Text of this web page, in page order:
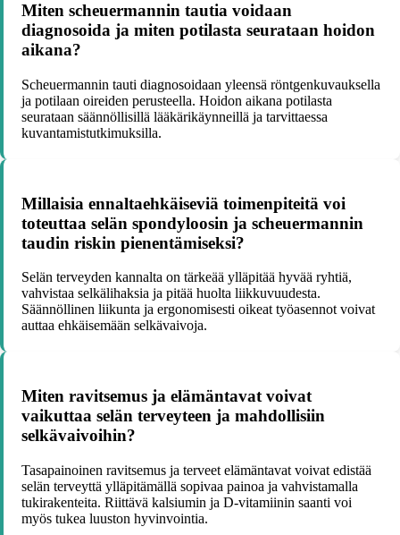
Miten scheuermannin tautia voidaan
diagnosoida ja miten potilasta seurataan hoidon
aikana?
Scheuermannin tauti diagnosoidaan yleensä röntgenkuvauksella
ja potilaan oireiden perusteella. Hoidon aikana potilasta
seurataan säännöllisillä lääkärikäynneillä ja tarvittaessa
kuvantamistutkimuksilla.
Millaisia ennaltaehkäiseviä toimenpiteitä voi
toteuttaa selän spondyloosin ja scheuermannin
taudin riskin pienentämiseksi?
Selän terveyden kannalta on tärkeää ylläpitää hyvää ryhtiä,
vahvistaa selkälihaksia ja pitää huolta liikkuvuudesta.
Säännöllinen liikunta ja ergonomisesti oikeat työasennot voivat
auttaa ehkäisemään selkävaivoja.
Miten ravitsemus ja elämäntavat voivat
vaikuttaa selän terveyteen ja mahdollisiin
selkävaivoihin?
Tasapainoinen ravitsemus ja terveet elämäntavat voivat edistää
selän terveyttä ylläpitämällä sopivaa painoa ja vahvistamalla
tukirakenteita. Riittävä kalsiumin ja D-vitamiinin saanti voi
myös tukea luuston hyvinvointia.